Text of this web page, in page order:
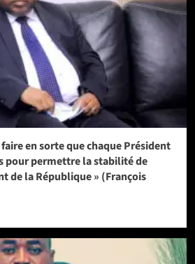
faire en sorte que chaque Président
pour permettre la stabilité de
de la République » (François